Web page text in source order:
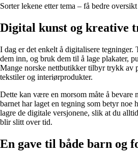
Sorter lekene etter tema – få bedre
Digital kunst og kreative
I dag er det enkelt å digitalisere tegninger.
dem inn, og bruk dem til å lage plakater,
Mange norske nettbutikker tilbyr trykk av
tekstiler og interiørprodukter.
Dette kan være en morsom måte å bevare
barnet har laget en tegning som betyr noe
lagre de digitale versjonene, slik at du
blir slitt over tid.
En gave til både barn og